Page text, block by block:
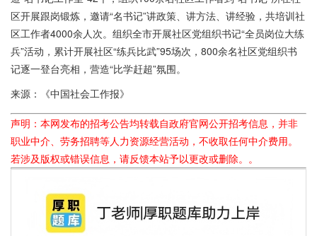
区开展跟岗锻炼，邀请“名书记”讲政策、讲方法、讲经验，共培训社
区工作者4000余人次。组织全市开展社区党组织书记“全员岗位大练
兵”活动，累计开展社区“练兵比武”95场次，800余名社区党组织书
记逐一登台亮相，营造“比学赶超”氛围。
来源：《中国社会工作报》
声明：本网发布的招考公告均转载自政府官网公开招考信息，并非
职业中介、劳务招聘等人力资源经营活动，不收取任何中介费用。
若涉及版权或错误信息，请反馈本站予以更改或删除。。